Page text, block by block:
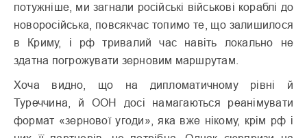
потужніше, ми загнали російські військові кораблі до
новоросійська, повсякчас топимо те, що залишилося
в Криму, і рф тривалий час навіть локально не
здатна погрожувати зерновим маршрутам.
Хоча видно, що на дипломатичному рівні й
Туреччина, й ООН досі намагаються реанімувати
формат «зернової угоди», яка вже нікому, крім рф і